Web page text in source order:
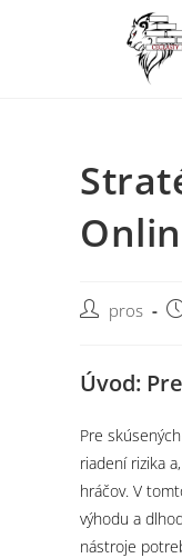
pros
Úvod:
Pre
riadení rizika
hráčov. V
výhodu a
nástroje